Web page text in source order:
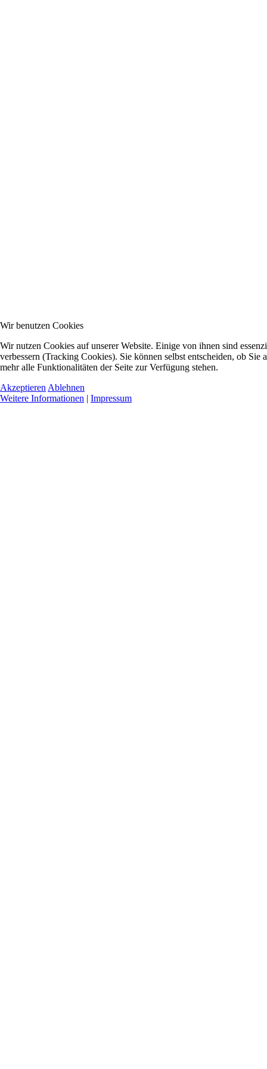
Wir benutzen Cookies
Wir nutzen Cookies auf unserer Website. Einige von ihnen sind
verbessern (Tracking Cookies). Sie können selbst entscheiden, ob
mehr alle Funktionalitäten der Seite zur Verfügung stehen.
Akzeptieren Ablehnen
Weitere Informationen | Impressum